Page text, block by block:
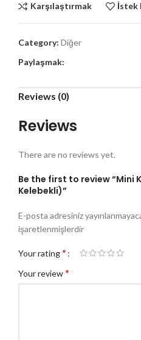
Karşılaştırmak İstek
Category: Diğer
Paylaşmak:
Reviews (0)
Reviews
There are no reviews yet.
Be the first to review “Mini
Kelebekli)”
E-posta adresiniz
işaretlenmişlerdir
Your rating*
Your review*